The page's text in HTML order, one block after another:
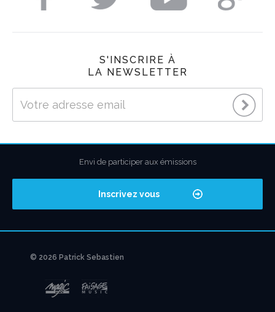
S'INSCRIRE À
LA NEWSLETTER
Envi de participer aux émissions
Inscrivez vous
© 2026 Patrick Sebastien